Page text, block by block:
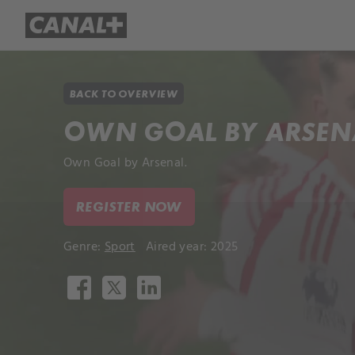
BACK TO OVERVIEW
OWN GOAL BY
Own Goal by Arsenal.
REGISTER NOW
Genre: Sport Aired year: 2025